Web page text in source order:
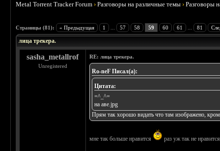
Metal Torrent Tracker Forum ›Разговоры на различные темы ›Разговоры
Страницы (81): « Предыдущая 1 57 58 59 60 61 81
лица трекера.
sasha_metallrof
Unregistered
RE: лица трекера.
Ro-neF Писал(а):
Цитата:
=^_^=
на аве.jpg
Прям так хорошо видать что там изображено,
мне так больше нравится раз уж так не